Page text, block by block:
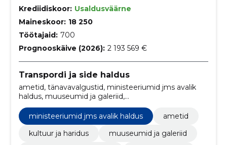
Krediidiskoor: Usaldusväärne
Maineskoor: 18 250
Töötajaid: 700
Prognooskäive (2026): 2 193 569 €
Transpordi ja side haldus
ametid, tänavavalgustid, ministeeriumid jms avalik
haldus, muuseumid ja galeriid,
Projektihaldustarkvarapakett, Uurimis- ja
eksperimentaalarendustöö teenused, Pliivaba
bensiin, aluminium, Mitmesugused pealisrõivad, T-
särgid ja särgid
ministeeriumid jms avalik haldus
ametid
kultuur ja haridus
muuseumid ja galeriid